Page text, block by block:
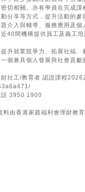
切相關。亦有學員在完成
分享等方式，提升活動的
介入與輔導、服務應用及
近40間機構提供員工及義工
升就業競爭力、拓展社福
個兼具個人發展與社會貢獻
社工/教育者 認證課程2026
話 3950 1900
料由香港家庭福利會理財教